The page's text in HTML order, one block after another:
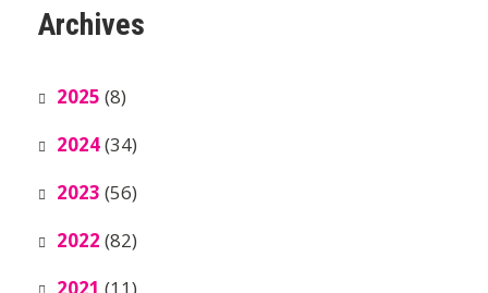
Archives
2025 (8)
2024(34)
2023 (56)
2022 (82)
2021 (11)